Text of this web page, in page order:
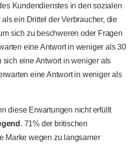
Kundendienstes in den sozialen
ein Drittel der Verbraucher, die
sich zu beschweren oder Fragen
eine Antwort in weniger als 30
sich eine Antwort in weniger als
eine Antwort in weniger als
diese Erwartungen nicht erfüllt
. 71% der britischen
Marke wegen zu langsamer